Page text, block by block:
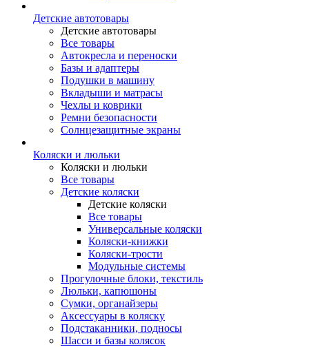
Детские автотовары
Детские автотовары
Все товары
Автокресла и переноски
Базы и адаптеры
Подушки в машину
Вкладыши и матрасы
Чехлы и коврики
Ремни безопасности
Солнцезащитные экраны
Коляски и люльки
Коляски и люльки
Все товары
Детские коляски
Детские коляски
Все товары
Универсальные коляски
Коляски-книжки
Коляски-трости
Модульные системы
Прогулочные блоки, текстиль
Люльки, капюшоны
Сумки, органайзеры
Аксессуары в коляску
Подстаканники, подносы
Шасси и базы колясок